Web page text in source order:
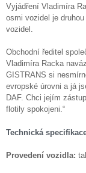
Vyjádření Vladimíra
osmi vozidel je
vozidel.
Obchodní ředitel
Vladimíra Racka
GISTRANS si
evropské úrovni a já
DAF. Chci jejím
flotily spokojeni.“
Technická
Provedení vozidla: